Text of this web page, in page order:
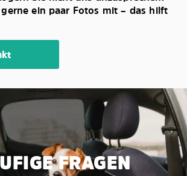
gerne ein paar Fotos mit – das hilft
FRAGEN